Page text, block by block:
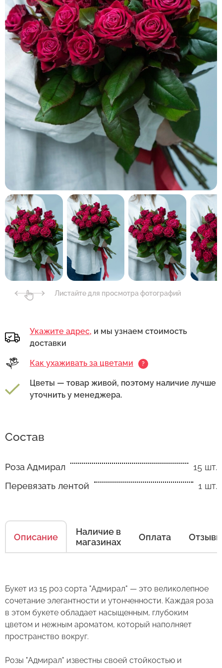
Листайте для просмотра фотографий
Укажите адрес, и мы узнаем стоимость
доставки
Как ухаживать за цветами ?
Цветы — товар живой, поэтому наличие лучше
уточнить у менеджера.
Состав
Роза Адмирал
15 шт.
Перевязать лентой
1 шт.
Описание
Наличие в
магазинах
Оплата Отзывы
Букет из 15 роз сорта "Адмирал" — это великолепное
сочетание элегантности и утонченности. Каждая роза
в этом букете обладает насыщенным, глубоким
цветом и нежным ароматом, который наполняет
пространство вокруг.
Розы "Адмирал" известны своей стойкостью и
Оставьте свой отзыв
Как ухаживать за цветами
Правила ухода за срезанными цветами:
1. Переносите букеты в транспортировочной
бумаге.
в холодное время года на улице.
кнопку "Выбрать".